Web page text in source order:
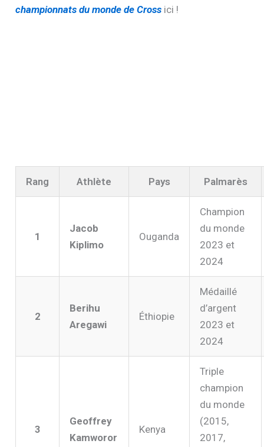
championnats du monde de Cross ici !
Rang Athlète Pays Palmarès
1
Jacob
Kiplimo
Ouganda
Champion
du monde
2023 et
2024
2
Berihu
Aregawi
Éthiopie
Médaillé
d’argent
2023 et
2024
3
Geoffrey
Kamworor
Kenya
Triple
champion
du monde
(2015,
2017,